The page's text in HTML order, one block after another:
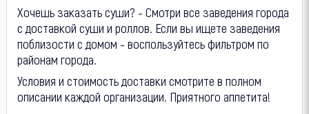
Хочешь заказать суши? - Смотри все заведения города
с доставкой суши и роллов. Если вы ищете заведения
поблизости с домом - воспользуйтесь фильтром по
районам города.
Условия и стоимость доставки смотрите в полном
описании каждой организации. Приятного аппетита!